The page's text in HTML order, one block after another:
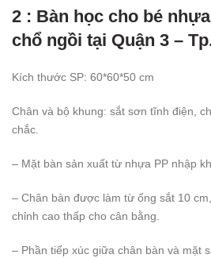
2 : Bàn học cho bé
chổ ngồi tại Quận 3 –
Kích thước SP: 60*60*50 cm
Chân và bộ khung: sắt sơn tĩnh điện,
chắc.
– Mặt bàn sản xuất từ nhựa PP nhập
– Chân bàn được làm từ ống sắt 10
chỉnh cao thấp cho cân bằng.
– Phần tiếp xúc giữa chân bàn và mặt